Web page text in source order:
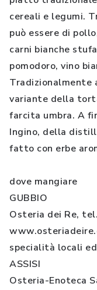
cereali e legumi.
può essere di
carni bianche
pomodoro, vino
Tradizionalmente
variante della
farcita umbra. A
Ingino, della
fatto con erbe
dove mangiare
GUBBIO
Osteria dei Re,
specialità locali
ASSISI
Osteria-Enoteca